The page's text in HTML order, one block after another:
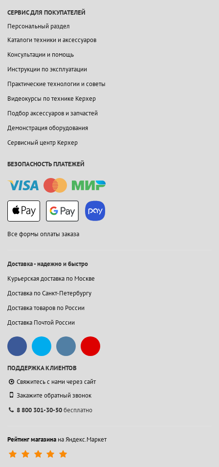
СЕРВИС ДЛЯ ПОКУПАТЕЛЕЙ
Персональный раздел
Каталоги техники и аксессуаров
Консультации и помощь
Инструкции по эксплуатации
Практические технологии и советы
Видеокурсы по технике Керхер
Подбор аксессуаров и запчастей
Демонстрация оборудования
Сервисный центр Керхер
БЕЗОПАСНОСТЬ ПЛАТЕЖЕЙ
Все формы оплаты заказа
Доставка - надежно и быстро
Курьерская доставка по Москве
Доставка по Санкт-Петербургу
Доставка товаров по России
Доставка Почтой России
ПОДДЕРЖКА КЛИЕНТОВ
Свяжитесь с нами через сайт
Закажите обратный звонок
8 800 301-30-50бесплатно
Рейтинг магазина на Яндекс.Маркет